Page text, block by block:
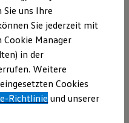
und Gebrauchtwagen
Gebrauchtwagen
Gebrauchtwagen
ist die Heinrich Arnold
)
Sie uns Ihre
Sie jederzeit mit
Manager
in der
Weitere
Cookies
Richtlinie und unserer